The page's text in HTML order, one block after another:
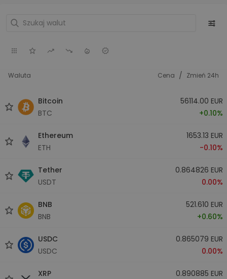
Waluta Cena / Zmień 24h
Bitcoin
BTC
56114.00 EUR
+0.10%
Ethereum
ETH
1653.13 EUR
-0.10%
Tether
USDT
0.864826 EUR
0.00%
BNB
BNB
521.610 EUR
+0.60%
USDC
USDC
0.865079 EUR
0.00%
XRP
0.890885 EUR